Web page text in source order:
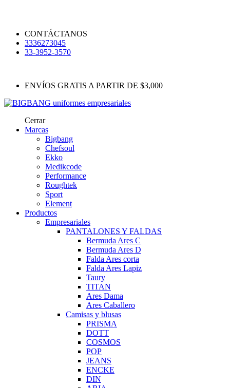
CONTÁCTANOS
3336273045
33-3952-3570
ENVÍOS GRATIS A PARTIR DE $3,000
Cerrar
Marcas
Bigbang
Chefsoul
Ekko
Medikcode
Performance
Roughtek
Sport
Element
Productos
Empresariales
PANTALONES Y FALDAS
Bermuda Ares C
Bermuda Ares D
Falda Ares corta
Falda Ares Lapiz
Taury
TITAN
Ares Dama
Ares Caballero
Camisas y blusas
PRISMA
DOTT
COSMOS
POP
JEANS
ENCKE
DIN